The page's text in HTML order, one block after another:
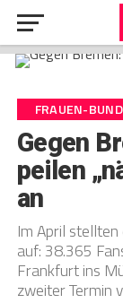
FRAUEN-
Gegen
peilen
an
Im April stellten
auf: 38.365
Frankfurt ins
zweiter Termin